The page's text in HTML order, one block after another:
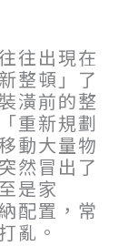
往出現在
整頓」了
潢前的整
重新規劃
動大量物
然冒出了
是家
配置，常
亂。